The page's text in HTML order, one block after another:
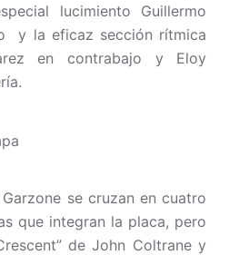
lucimiento Guillermo
y la eficaz sección rítmica
en contrabajo y Eloy
se cruzan en cuatro
que integran la placa, pero
de John Coltrane y